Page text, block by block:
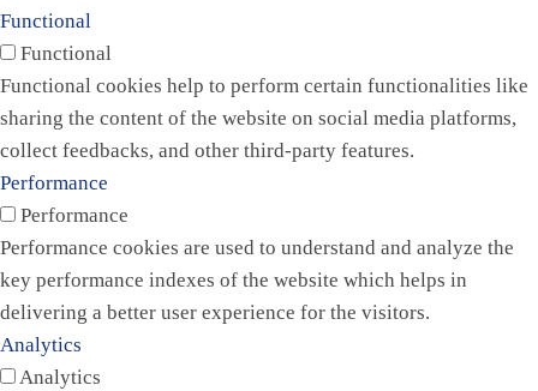
Functional
Functional
Functional cookies help to perform certain functionalities like
sharing the content of the website on social media platforms,
collect feedbacks, and other third-party features.
Performance
Performance
Performance cookies are used to understand and analyze the
key performance indexes of the website which helps in
delivering a better user experience for the visitors.
Analytics
Analytics